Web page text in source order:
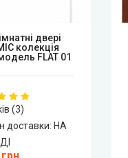
двері
колекція
FLAT 01
(3)
доставки: НА